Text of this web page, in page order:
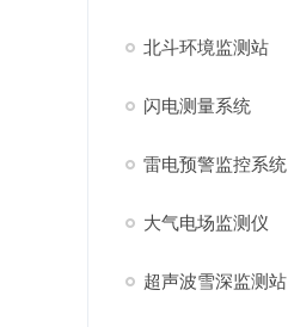
北斗环境监测站
闪电测量系统
雷电预警监控系统
大气电场监测仪
超声波雪深监测站